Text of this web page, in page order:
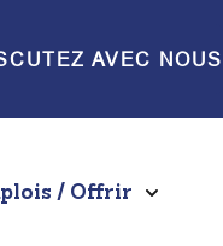
AVEC NOUS
/ Offrir